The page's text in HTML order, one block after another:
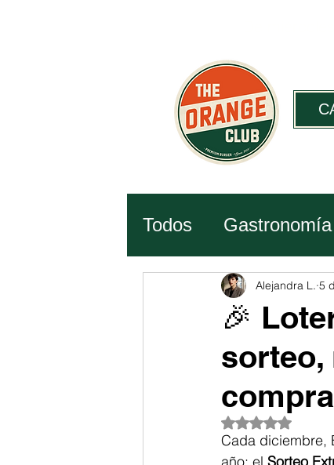
Todos Gastronomía
Historia Ciencia
🎉
sorteo,
Alejandra L. 5
Obtuvo NaN de
Cada diciembre,